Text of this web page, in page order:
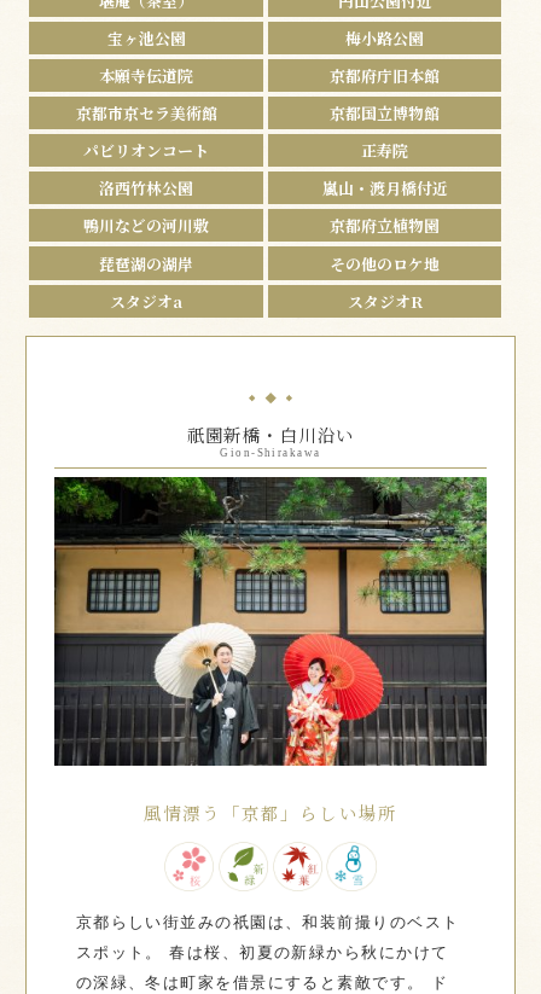
宝ヶ池公園
梅小路公園
本願寺伝道院
京都府庁旧本館
京都市京セラ美術館
京都国立博物館
パビリオンコート
正寿院
洛西竹林公園
嵐山・渡月橋付近
鴨川などの河川敷
京都府立植物園
琵琶湖の湖岸
その他のロケ地
スタジオa
スタジオR
祇園新橋・白川沿い
Gion-Shirakawa
風情漂う「京都」らしい場所
京都らしい街並みの祇園は、和装前撮りのベスト
スポット。
春は桜、初夏の新緑から秋にかけて
の深緑、冬は町家を借景にすると素敵です。
ド